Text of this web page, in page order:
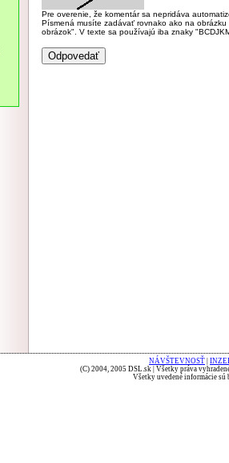
Pre overenie, že komentár sa nepridáva
Písmená musíte zadávať rovnako ako na
obrázok". V texte sa používajú iba znaky
NÁVŠTEVNOSŤ
(C) 2004, 2005 DSL.sk | Všetky práva
Všetky uvedené informácie sú